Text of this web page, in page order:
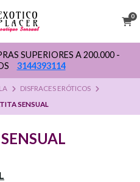
0
SUPERIORES A 200.000 -
3144393114
DISFRACES ERÓTICOS
SENSUAL